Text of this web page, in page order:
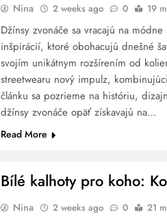
Nina 2 weeks ago 0 19
Džínsy zvonáče sa vracajú na
inšpirácií, ktoré obohacujú dnešné
svojím unikátnym rozšírením od
streetwearu nový impulz,
článku sa pozrieme na históriu,
džínsy zvonáče opäť získavajú na…
Read More
Bílé kalhoty pro koho:
Nina 2 weeks ago 0 21